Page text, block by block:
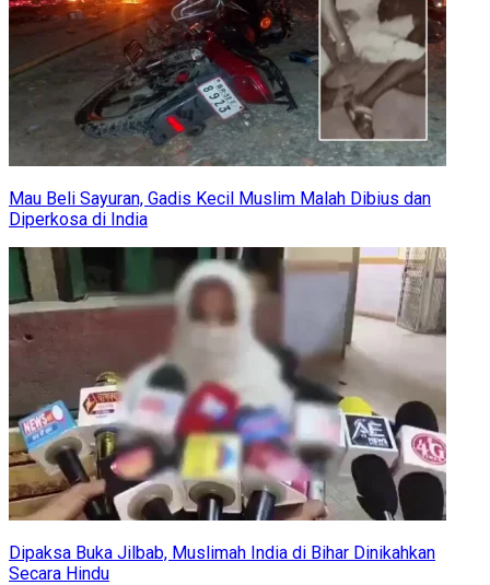
Mau Beli Sayuran, Gadis Kecil Muslim Malah Dibius dan
Diperkosa di India
Dipaksa Buka Jilbab, Muslimah India di Bihar Dinikahkan
Secara Hindu